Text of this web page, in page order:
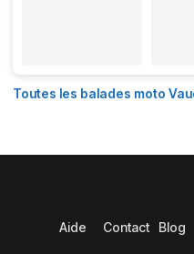
Toutes les balades moto
Aide Contact Blog